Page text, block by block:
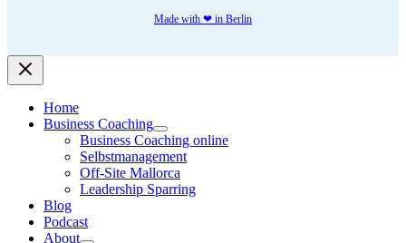
Made with ❤ in Berlin
Home
Business Coaching
Business Coaching online
Selbstmanagement
Off-Site Mallorca
Leadership Sparring
Blog
Podcast
About